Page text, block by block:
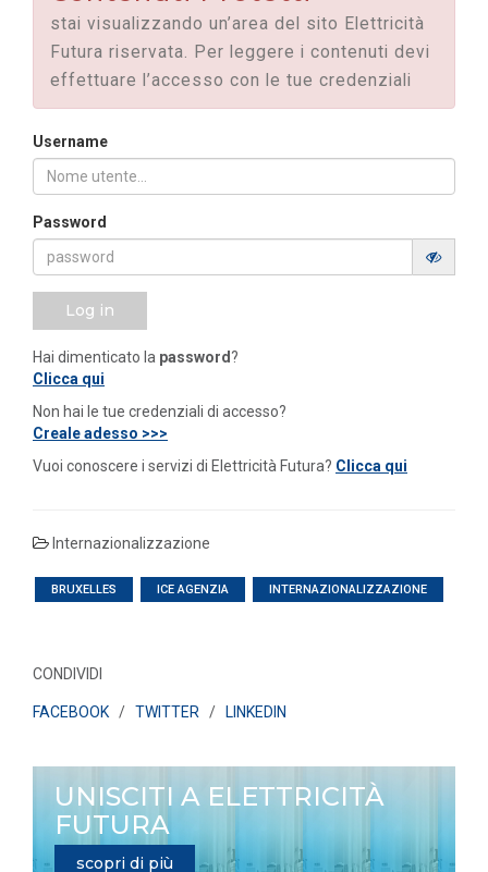
stai visualizzando un’area del sito Elettricità
Futura riservata. Per leggere i contenuti devi
effettuare l’accesso con le tue credenziali
Username
Password
Log in
Hai dimenticato la password?
Clicca qui
Non hai le tue credenziali di accesso?
Creale adesso >>>
Vuoi conoscere i servizi di Elettricità Futura? Clicca qui
Internazionalizzazione
BRUXELLES ICE AGENZIA INTERNAZIONALIZZAZIONE
CONDIVIDI
FACEBOOK/ TWITTER / LINKEDIN
UNISCITI A ELETTRICITÀ
FUTURA
scopri di più